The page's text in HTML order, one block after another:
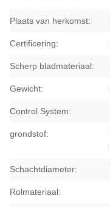
Plaats van herkomst:
Certificering:
Scherp bladmateriaal:
Gewicht:
Control System:
grondstof:
Schachtdiameter:
Rolmateriaal: